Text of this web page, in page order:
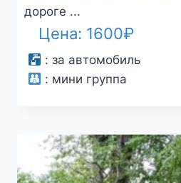
дороге ...
Цена: 1600₽
: за автомобиль
: мини группа